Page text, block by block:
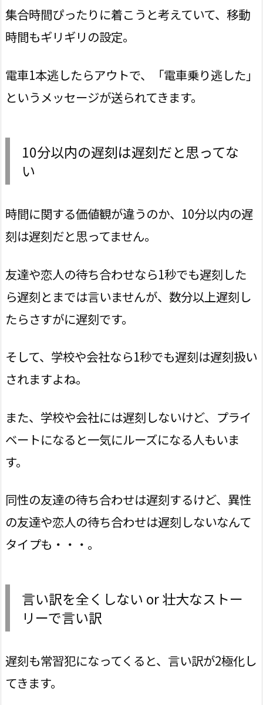
集合時間ぴったりに着こうと考えていて、移動
時間もギリギリの設定。
電車1本逃したらアウトで、「電車乗り逃した」
というメッセージが送られてきます。
10分以内の遅刻は遅刻だと思ってな
い
時間に関する価値観が違うのか、10分以内の遅
刻は遅刻だと思ってません。
友達や恋人の待ち合わせなら1秒でも遅刻した
ら遅刻とまでは言いませんが、数分以上遅刻し
たらさすがに遅刻です。
そして、学校や会社なら1秒でも遅刻は遅刻扱い
されますよね。
また、学校や会社には遅刻しないけど、プライ
ベートになると一気にルーズになる人もいま
す。
同性の友達の待ち合わせは遅刻するけど、異性
の友達や恋人の待ち合わせは遅刻しないなんて
タイプも・・・。
言い訳を全くしない or 壮大なストー
リーで言い訳
遅刻も常習犯になってくると、言い訳が2極化し
てきます。